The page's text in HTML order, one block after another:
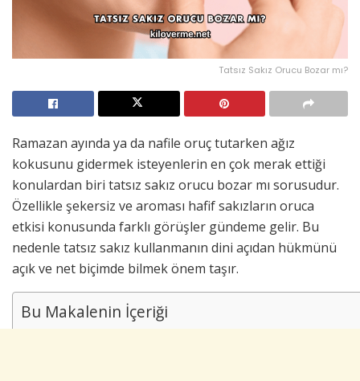
Tatsız Sakız Orucu Bozar mı?
Ramazan ayında ya da nafile oruç tutarken ağız
kokusunu gidermek isteyenlerin en çok merak ettiği
konulardan biri tatsız sakız orucu bozar mı sorusudur.
Özellikle şekersiz ve aroması hafif sakızların oruca
etkisi konusunda farklı görüşler gündeme gelir. Bu
nedenle tatsız sakız kullanmanın dini açıdan hükmünü
açık ve net biçimde bilmek önem taşır.
Bu Makalenin İçeriği